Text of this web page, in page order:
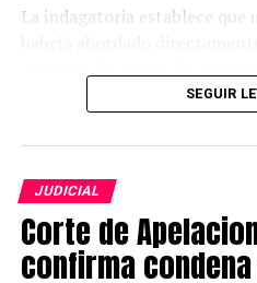
La indagatoria establece que
mientras los otros dos
prestando apoyo para
Sección de Investigación
cuyo trabajo permitió
responsables mediante el
seguridad y el cruce de
SEGUIR
JUDICIAL
Corte de
confirma